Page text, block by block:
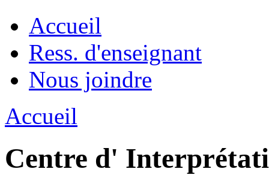
Accueil
Ress. d'enseignant
Nous joindre
Accueil
Centre d'